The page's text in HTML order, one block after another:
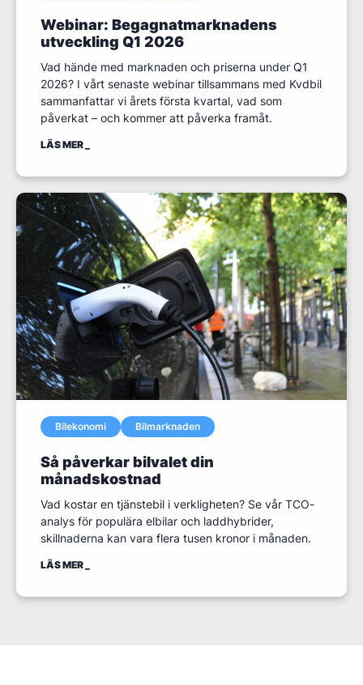
Webinar: Begagnatmarknadens
utveckling Q1 2026
Vad hände med marknaden och priserna under Q1
2026? I vårt senaste webinar tillsammans med Kvdbil
sammanfattar vi årets första kvartal, vad som
påverkat – och kommer att påverka framåt.
LÄS MER
Bilekonomi Bilmarknaden
Så påverkar bilvalet din
månadskostnad
Vad kostar en tjänstebil i verkligheten? Se vår TCO-
analys för populära elbilar och laddhybrider,
skillnaderna kan vara flera tusen kronor i månaden.
LÄS MER